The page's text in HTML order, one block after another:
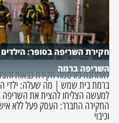
חקירת השריפה בסופר:
השריפה ברמה
לאחרונה פורסמה חקירת כבאות
ברמת בית שמש | מה שעלה: ילדי
למעשה הצליחו להצית את
החקירה התברר: העסק פעל ללא
וכיבוי